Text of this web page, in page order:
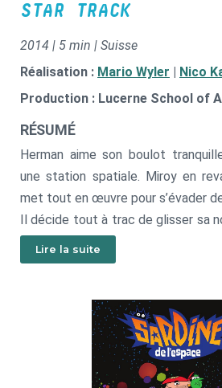
STAR TRACK
2014 | 5 min | Suisse
Réalisation : Mario Wyler | Nico
Production : Lucerne School of
RÉSUMÉ
Herman aime son boulot
une station spatiale. Miroy en
met tout en œuvre pour s’évader
Il décide tout à trac de glisser sa
l’ordinateur de bord d’un
débute lorsque les rythmes
Lire la suite